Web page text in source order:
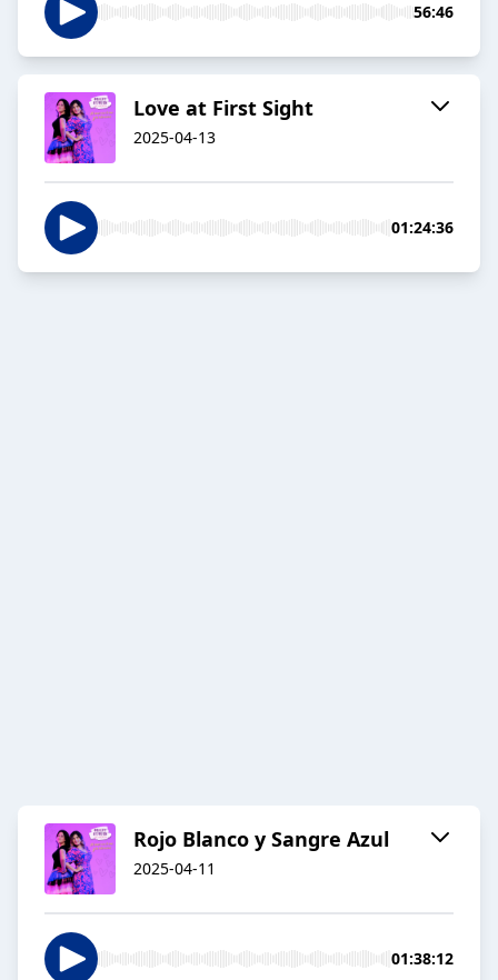
56:46
Love at First Sight
2025-04-13
01:24:36
Rojo Blanco y Sangre Azul
2025-04-11
01:38:12